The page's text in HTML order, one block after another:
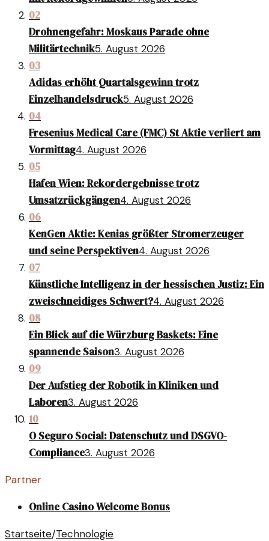
02
Drohnengefahr: Moskaus Parade ohne
Militärtechnik5. August 2026
03
Adidas erhöht Quartalsgewinn trotz
Einzelhandelsdruck5. August 2026
04
Fresenius Medical Care (FMC) St Aktie verliert am
Vormittag4. August 2026
05
Hafen Wien: Rekordergebnisse trotz
Umsatzrückgängen4. August 2026
06
KenGen Aktie: Kenias größter Stromerzeuger
und seine Perspektiven4. August 2026
07
Künstliche Intelligenz in der hessischen Justiz: Ein
zweischneidiges Schwert?4. August 2026
08
Ein Blick auf die Würzburg Baskets: Eine
spannende Saison3. August 2026
09
Der Aufstieg der Robotik in Kliniken und
Laboren3. August 2026
10
O Seguro Social: Datenschutz und DSGVO-
Compliance3. August 2026
Partner
Online Casino Welcome Bonus
Startseite/Technologie